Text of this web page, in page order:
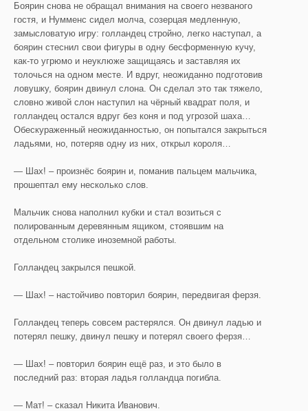
Боярин снова не обращал внимания на своего незваного
гостя, и Нумменс сидел молча, созерцая медленную,
замысловатую игру: голландец стройно, легко наступал, а
боярин стеснил свои фигуры в одну бесформенную кучу,
как-то угрюмо и неуклюже защищаясь и заставляя их
толочься на одном месте. И вдруг, неожиданно подготовив
ловушку, боярин двинул слона. Он сделал это так тяжело,
словно живой слон наступил на чёрный квадрат поля, и
голландец остался вдруг без коня и под угрозой шаха…
Обескураженный неожиданностью, он попытался закрыться
ладьями, но, потеряв одну из них, открыл короля…
— Шах! – произнёс боярин и, поманив пальцем мальчика,
прошептал ему несколько слов.
Мальчик снова наполнил кубки и стал возиться с
полированным деревянным ящиком, стоявшим на
отдельном столике иноземной работы.
Голландец закрылся пешкой.
— Шах! – настойчиво повторил боярин, передвигая ферзя.
Голландец теперь совсем растерялся. Он двинул ладью и
потерял пешку, двинул пешку и потерял своего ферзя…
— Шах! – повторил боярин ещё раз, и это было в
последний раз: вторая ладья голландца погибла.
— Мат! – сказал Никита Иванович.